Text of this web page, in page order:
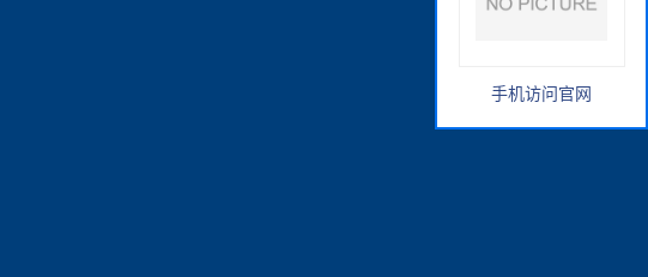
手机访问官网